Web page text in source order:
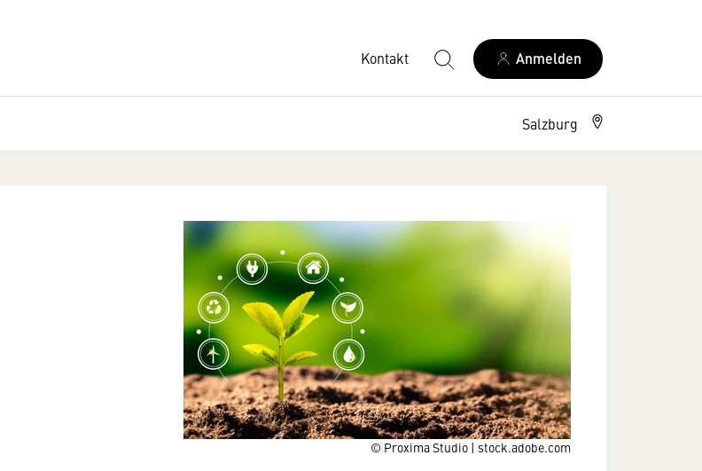
Kontakt Anmelden
Salzburg
© Proxima Studio | stock.adobe.com